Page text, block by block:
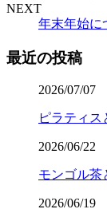
NEXT
年末年始に
最近の投稿
2026/07/07
ピラティ
2026/06/22
モンゴル茶
2026/06/19